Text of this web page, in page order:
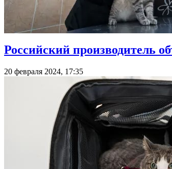
Российский производитель
20 февраля 2024, 17:35